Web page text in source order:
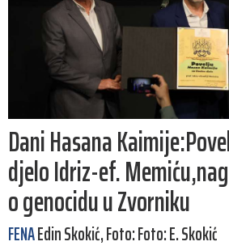
Dani Hasana
djelo Idriz-ef.
o genocidu u Zvorniku
FENAEdin Skokić, Foto: Foto: E. Skokić